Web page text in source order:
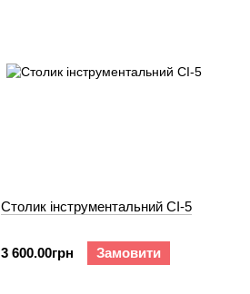
Столик інструментальний СІ-5
3 600.00грн Замовити